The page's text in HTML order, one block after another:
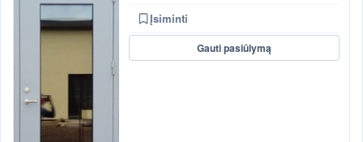
Įsiminti
Gauti pasiūlymą